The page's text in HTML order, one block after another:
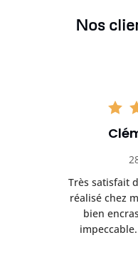
Nos
Très satisfait
réalisé chez
bien